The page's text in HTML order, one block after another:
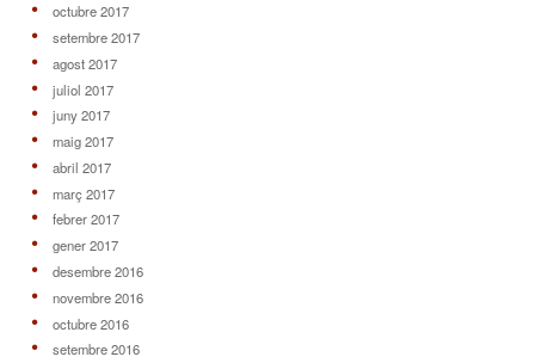
octubre 2017
setembre 2017
agost 2017
juliol 2017
juny 2017
maig 2017
abril 2017
març 2017
febrer 2017
gener 2017
desembre 2016
novembre 2016
octubre 2016
setembre 2016